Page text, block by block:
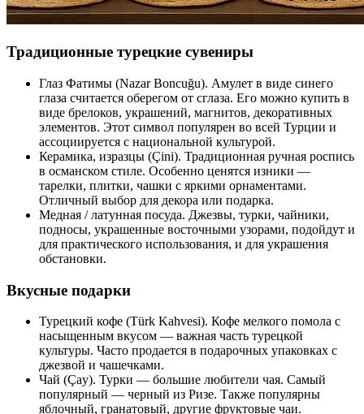
Традиционные турецкие сувениры
Глаз Фатимы (Nazar Boncuğu). Амулет в виде синего
глаза считается оберегом от сглаза. Его можно купить в
виде брелоков, украшений, магнитов, декоративных
элементов. Этот символ популярен во всей Турции и
ассоциируется с национальной культурой.
Керамика, изразцы (Çini). Традиционная ручная роспись
в османском стиле. Особенно ценятся изники —
тарелки, плитки, чашки с яркими орнаментами.
Отличный выбор для декора или подарка.
Медная / латунная посуда. Джезвы, турки, чайники,
подносы, украшенные восточными узорами, подойдут и
для практического использования, и для украшения
обстановки.
Вкусные подарки
Турецкий кофе (Türk Kahvesi). Кофе мелкого помола с
насыщенным вкусом — важная часть турецкой
культуры. Часто продается в подарочных упаковках с
джезвой и чашечками.
Чай (Çay). Турки — большие любители чая. Самый
популярный — черный из Ризе. Также популярны
яблочный, гранатовый, другие фруктовые чаи.